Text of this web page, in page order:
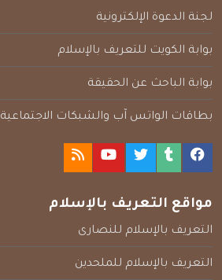
لجنة الدعوة الإلكترونية
بوابة الكويت للتعريف بالإسلام
بوابة الباحث عن الحقيقة
بطاقات الواتس آب والشبكات الاجتماعية
مواقع التعريف بالإسلام
التعريف بالإسلام للنصارى
التعريف بالإسلام للملحدين